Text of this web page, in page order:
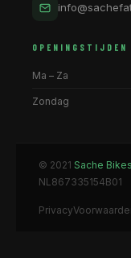
OPENINGSTIJDEN
Ma – Za
Zondag
© 2021 Sache Bikes
NL867335154B01
Privacy